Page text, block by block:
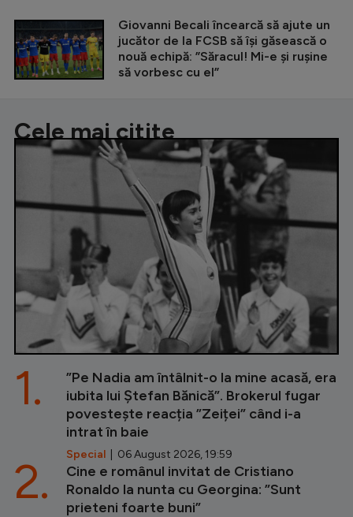
Giovanni Becali încearcă să ajute un
jucător de la FCSB să își găsească o
nouă echipă: ”Săracul! Mi-e și rușine
să vorbesc cu el”
Cele mai citite
”Pe Nadia am întâlnit-o la mine acasă, era
iubita lui Ștefan Bănică”. Brokerul fugar
povestește reacția ”Zeiței” când i-a
intrat în baie
Special | 06 August 2026, 19:59
1.
Cine e românul invitat de Cristiano
Ronaldo la nunta cu Georgina: ”Sunt
prieteni foarte buni”
2.